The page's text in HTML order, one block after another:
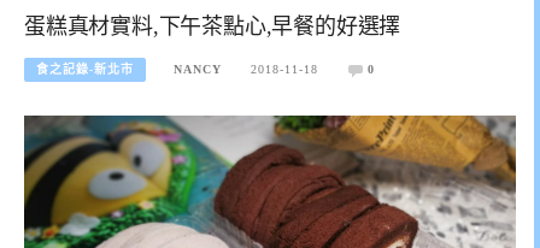
蛋糕真材實料,下午茶點心,早餐的好選擇
食之記錄-新北市 NANCY 2018-11-18 0